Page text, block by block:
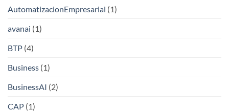
AutomatizacionEmpresarial (1)
avanai (1)
BTP (4)
Business (1)
BusinessAI (2)
CAP (1)